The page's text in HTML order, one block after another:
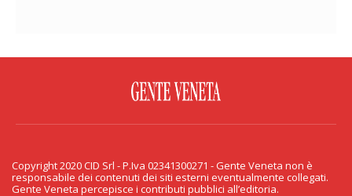
PRIVACY & COOKIE
Copyright 2020 CID Srl - P.Iva 02341300271 - Gente Veneta non è responsabile
Copyright 2020 CID Srl - P.Iva 02341300271 - Gente Veneta non è
responsabile dei contenuti dei siti esterni eventualmente collegati.
Gente Veneta percepisce i contributi pubblici all’editoria.